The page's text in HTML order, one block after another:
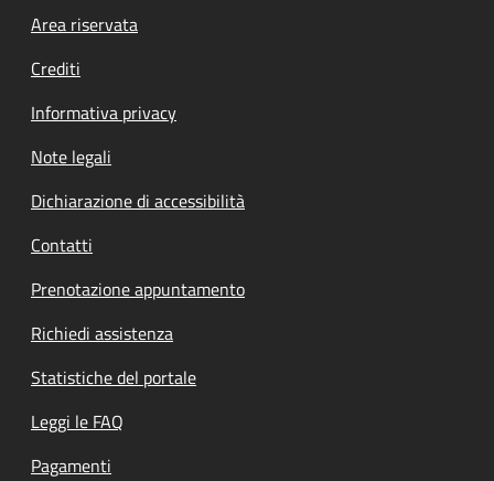
Footer menu
Area riservata
Crediti
Informativa privacy
Note legali
Dichiarazione di accessibilità
Contatti
Prenotazione appuntamento
Richiedi assistenza
Statistiche del portale
Leggi le FAQ
Pagamenti